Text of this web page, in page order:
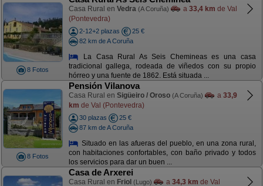
8 Fotos
Casa Rural en Vedra (A Coruña) a 33,4 km de Val
(Pontevedra)
2-12+2 plazas
25 €
82 km de A Coruña
La Casa Rural As Seis Chemineas es una casa
tradicional gallega, rodeada de viñedos con su propio
hórreo y una fuente de 1862. Está situada ...
8 Fotos
Pensión Vilanova
Casa Rural en Sigüeiro / Oroso (A Coruña) a 33,9
km de Val (Pontevedra)
30 plazas
25 €
87 km de A Coruña
Situado en las afueras del pueblo, en una zona rural,
con habitaciones confortables, con baño privado y todos
los servicios para dar un buen ...
Casa de Arxerei
Casa Rural en Friol (Lugo) a 34,3 km de Val